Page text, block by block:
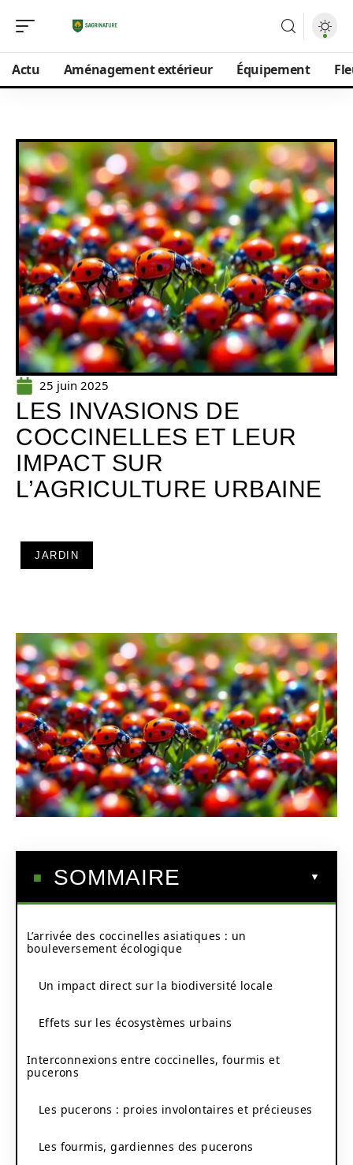
Actu Aménagement extérieur Équipement
25 juin 2025
LES INVASIONS DE
COCCINELLES ET LEUR
IMPACT SUR
L’AGRICULTURE URBAINE
JARDIN
SOMMAIRE
L’arrivée des coccinelles asiatiques : un
bouleversement écologique
Un impact direct sur la biodiversité locale
Effets sur les écosystèmes urbains
Interconnexions entre coccinelles, fourmis et
pucerons
Les pucerons : proies involontaires et précieuses
Les fourmis, gardiennes des pucerons